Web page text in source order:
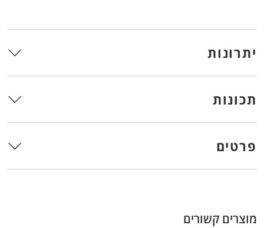
יתרונות
תכונות
פרטים
מוצרים קשורים